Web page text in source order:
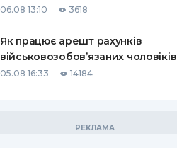
06.08 13:10 3618
Як працює арешт рахунків
військовозобов’язаних чоловіків
05.08 16:33 14184